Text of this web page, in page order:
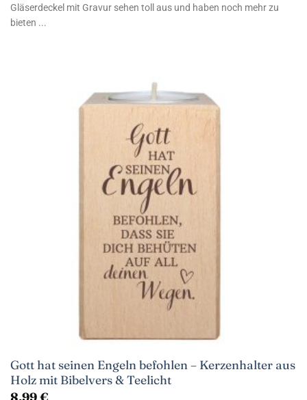
Gläserdeckel mit Gravur sehen toll aus und haben noch mehr zu
bieten ...
Gott hat seinen Engeln befohlen – Kerzenhalter aus
Holz mit Bibelvers & Teelicht
8,99€